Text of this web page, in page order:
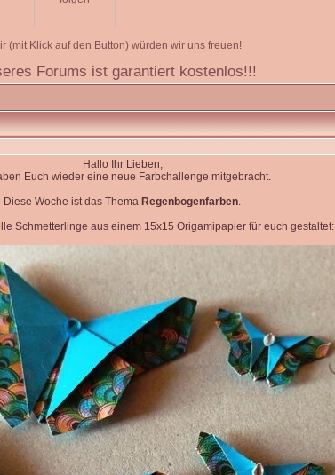
(mit Klick auf den Button) würden wir uns freuen!
Forums ist garantiert kostenlos!!!
Hallo Ihr Lieben,
Euch wieder eine neue Farbchallenge mitgebracht.
Diese Woche ist das Thema Regenbogenfarben.
Schmetterlinge aus einem 15x15 Origamipapier für euch gestaltet: